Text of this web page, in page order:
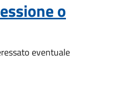
o
eventuale